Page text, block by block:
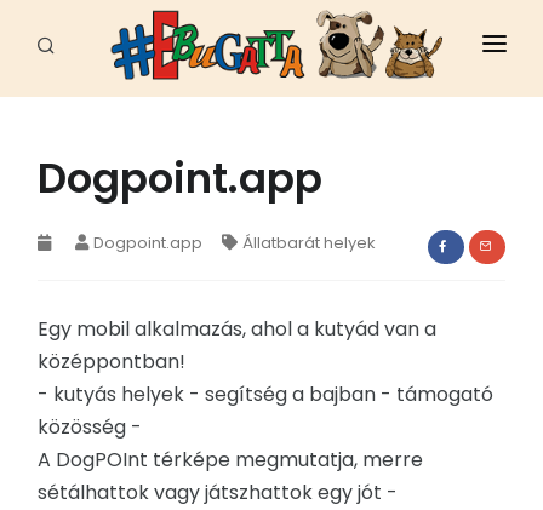
FŐOLDAL
ÁLLATI JÓ HELYEK
EBUGATTA
ÁLLATVÉDELEM
SPORT - MUNKA
Dogpoint.app
Dogpoint.app Állatbarát helyek
Egy mobil alkalmazás, ahol a kutyád van a
középpontban!
- kutyás helyek - segítség a bajban - támogató
közösség -
A DogPOInt térképe megmutatja, merre
sétálhattok vagy játszhattok egy jót -